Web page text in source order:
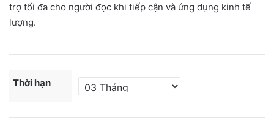
trợ tối đa cho người đọc khi tiếp cận và ứng dụng kinh tế
lượng.
Thời hạn